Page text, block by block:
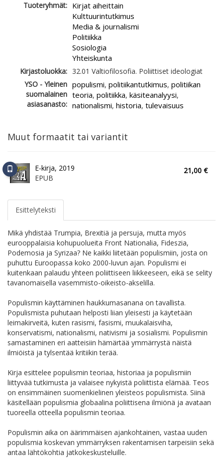
Tuoteryhmät: Kirjat aiheittain
Kulttuurintutkimus
Media & journalismi
Politiikka
Sosiologia
Yhteiskunta
Kirjastoluokka: 32.01 Valtiofilosofia. Poliittiset ideologiat
YSO - Yleinen
suomalainen
asiasanasto:
populismi, politiikantutkimus, politiikan
teoria, politiikka, käsiteanalyysi,
nationalismi, historia, tulevaisuus
Muut formaatit tai variantit
E-kirja, 2019
EPUB
21,00 €
Esittelyteksti
Mikä yhdistää Trumpia, Brexitiä ja persuja, mutta myös
eurooppalaisia kohupuolueita Front Nationalia, Fideszia,
Podemosia ja Syrizaa? Ne kaikki liitetään populismiin, josta on
puhuttu Euroopassa koko 2000-luvun ajan. Populismi ei
kuitenkaan palaudu yhteen poliittiseen liikkeeseen, eikä se selity
tavanomaisella vasemmisto-oikeisto-akselilla.
Populismin käyttäminen haukkumasanana on tavallista.
Populismista puhutaan helposti liian yleisesti ja käytetään
leimakirveitä, kuten rasismi, fasismi, muukalaisviha,
konservatismi, nationalismi, nativismi ja sosialismi. Populismin
samastaminen eri aatteisiin hämärtää ymmärrystä näistä
ilmiöistä ja tylsentää kritiikin terää.
Kirja esittelee populismin teoriaa, historiaa ja populismiin
liittyvää tutkimusta ja valaisee nykyistä poliittista elämää. Teos
on ensimmäinen suomenkielinen yleisteos populismista. Siinä
käsitellään populismia globaalina poliittisena ilmiönä ja avataan
tuoreella otteella populismin teoriaa.
Populismin aika on äärimmäisen ajankohtainen, vastaa uuden
populismia koskevan ymmärryksen rakentamisen tarpeisiin sekä
antaa lähtökohtia jatkokeskusteluille.